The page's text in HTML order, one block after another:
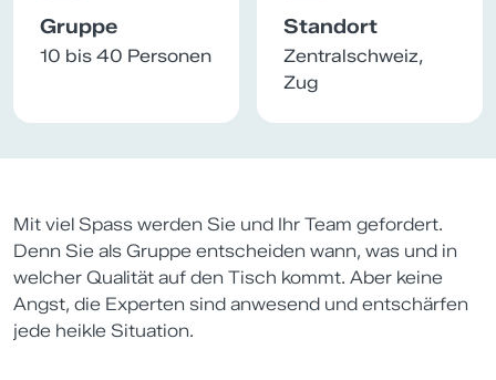
Gruppe
10 bis 40 Personen
Standort
Zentralschweiz,
Zug
Mit viel Spass werden Sie und Ihr Team gefordert.
Denn Sie als Gruppe entscheiden wann, was und in
welcher Qualität auf den Tisch kommt. Aber keine
Angst, die Experten sind anwesend und entschärfen
jede heikle Situation.